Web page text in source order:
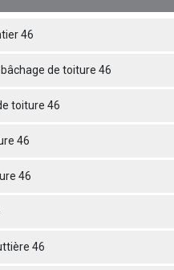
46
de toiture 46
toiture 46
46
46
46